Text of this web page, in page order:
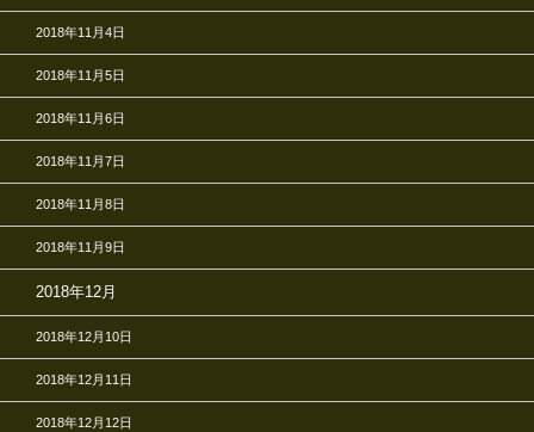
2018年11月4日
2018年11月5日
2018年11月6日
2018年11月7日
2018年11月8日
2018年11月9日
2018年12月
2018年12月10日
2018年12月11日
2018年12月12日